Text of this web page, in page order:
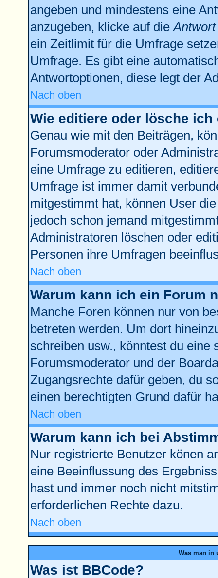
angeben und mindestens eine
anzugeben, klicke auf die
ein Zeitlimit für die Umfrage
Umfrage. Es gibt eine
Antwortoptionen, diese legt der
Nach oben
Wie editiere oder lösche ich
Genau wie mit den Beiträgen,
Forumsmoderator oder
eine Umfrage zu editieren,
Umfrage ist immer damit
mitgestimmt hat, können User
jedoch schon jemand
Administratoren löschen oder
Personen ihre Umfragen
Nach oben
Warum kann ich ein Forum
Manche Foren können nur von
betreten werden. Um dort
schreiben usw., könntest du eine
Forumsmoderator und der
Zugangsrechte dafür geben, du
einen berechtigten Grund dafür
Nach oben
Warum kann ich bei
Nur registrierte Benutzer könen
eine Beeinflussung des
hast und immer noch nicht
erforderlichen Rechte dazu.
Nach oben
Was man in
Was ist BBCode?